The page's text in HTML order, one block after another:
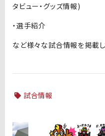
タビュー・グッズ情報)
・選手紹介
など様々な試合情報を掲載し
試合情報